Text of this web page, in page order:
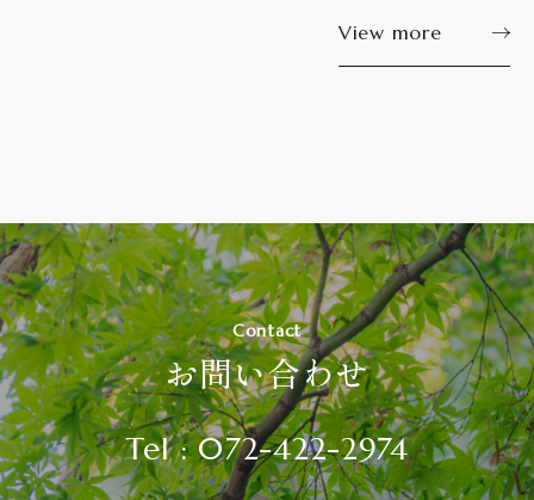
View more
Contact
お問い合わせ
Tel : 072-422-2974